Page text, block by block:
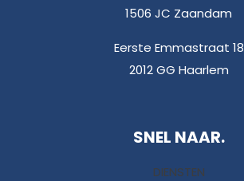
1506 JC Zaandam
Eerste Emmastraat 18
2012 GG Haarlem
SNEL NAAR.
DIENSTEN